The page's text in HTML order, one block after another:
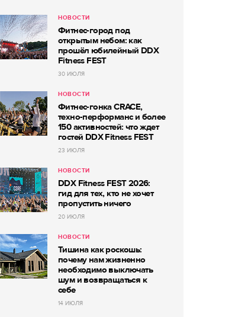
НОВОСТИ
Фитнес-город под
открытым небом: как
прошёл юбилейный DDX
Fitness FEST
30 ИЮЛЯ
НОВОСТИ
Фитнес-гонка CRACE,
техно-перформанс и более
150 активностей: что ждет
гостей DDX Fitness FEST
23 ИЮЛЯ
НОВОСТИ
DDX Fitness FEST 2026:
гид для тех, кто не хочет
пропустить ничего
20 ИЮЛЯ
НОВОСТИ
Тишина как роскошь:
почему нам жизненно
необходимо выключать
шум и возвращаться к
себе
14 ИЮЛЯ